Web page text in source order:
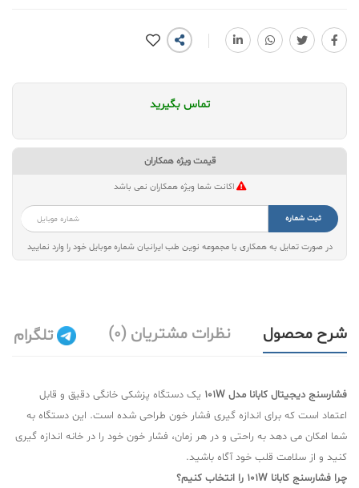
تماس بگیرید
قیمت ویژه همکاران
اکانت شما ویژه همکاران نمی باشد
ثبت شماره
در صورت تمایل به همکاری با مجموعه نوین طب ایرانیان شماره موبایل خود را وارد نمایید
شرح محصول نظرات مشتریان (0) تلگرام
فشارسنج دیجیتال کابانا مدل 101W
یک دستگاه پزشکی خانگی دقیق و قابل
اعتماد است که برای اندازه گیری فشار خون طراحی شده است. این دستگاه به
شما امکان می دهد به راحتی و در هر زمان، فشار خون خود را در خانه اندازه گیری
کنید و از سلامت قلب خود آگاه باشید.
چرا فشارسنج کابانا 101W را انتخاب کنیم؟